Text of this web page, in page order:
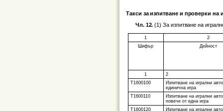
Такси за изпитване и проверки
Чл. 12. (1) За изпитване на
1
2
Шифър
Дейност
1
2
Т1600100
Изпитване на игрални
единична игра
Т1600110
Изпитване на игрални
повече от една игра
Т1600120
Изпитване на игрални